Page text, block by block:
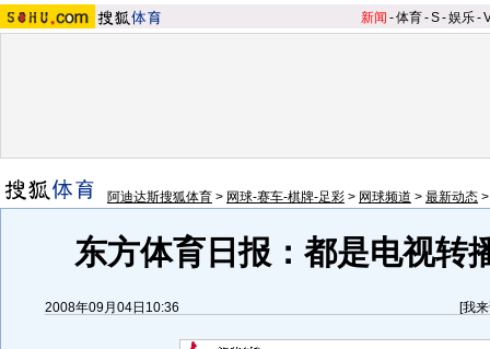
新闻 -体育-S-娱乐-
阿迪达斯搜狐体育 > 网球-赛车-棋牌-足彩 > 网球频道 > 最新动态
东方体育日报：都是电视转
2008年09月04日10:36 [我